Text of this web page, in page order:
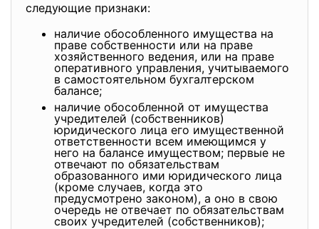
следующие признаки:
наличие обособленного имущества на
праве собственности или на праве
хозяйственного ведения, или на праве
оперативного управления, учитываемого
в самостоятельном бухгалтерском
балансе;
наличие обособленной от имущества
учредителей (собственников)
юридического лица его имущественной
ответственности всем имеющимся у
него на балансе имуществом; первые не
отвечают по обязательствам
образованного ими юридического лица
(кроме случаев, когда это
предусмотрено законом), а оно в свою
очередь не отвечает по обязательствам
своих учредителей (собственников);